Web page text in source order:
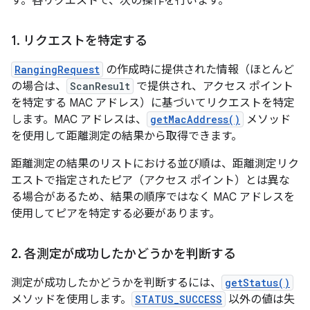
1. リクエストを特定する
RangingRequest の作成時に提供された情報（ほとんど
の場合は、
ScanResult で提供され、アクセス ポイント
を特定する MAC アドレス）に基づいてリクエストを特定
します。MAC アドレスは、
getMacAddress()
メソッド
を使用して距離測定の結果から取得できます。
距離測定の結果のリストにおける並び順は、距離測定リク
エストで指定されたピア（アクセス ポイント）とは異な
る場合があるため、結果の順序ではなく MAC アドレスを
使用してピアを特定する必要があります。
2. 各測定が成功したかどうかを判断する
測定が成功したかどうかを判断するには、 getStatus()
メソッドを使用します。 STATUS_SUCCESS 以外の値は失